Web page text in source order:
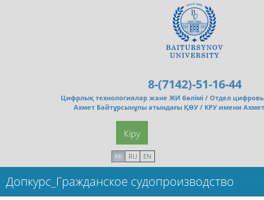
8-(7142)-51-16-44
Цифрлық технологиялар және ЖИ бөлімі / Отдел
Ахмет Байтұрсынұлы атындағы ҚӨУ / КРУ имени
Кіру
KK RU EN
Допкурс_Гражданское судопроизводство